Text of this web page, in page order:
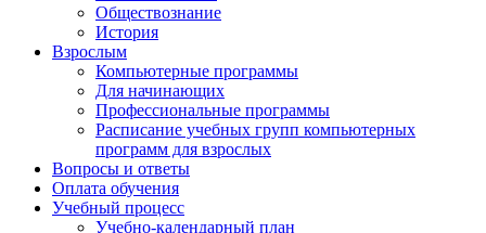
Обществознание
История
Взрослым
Компьютерные программы
Для начинающих
Профессиональные программы
Расписание учебных групп компьютерных
программ для взрослых
Вопросы и ответы
Оплата обучения
Учебный процесс
Учебно-календарный план